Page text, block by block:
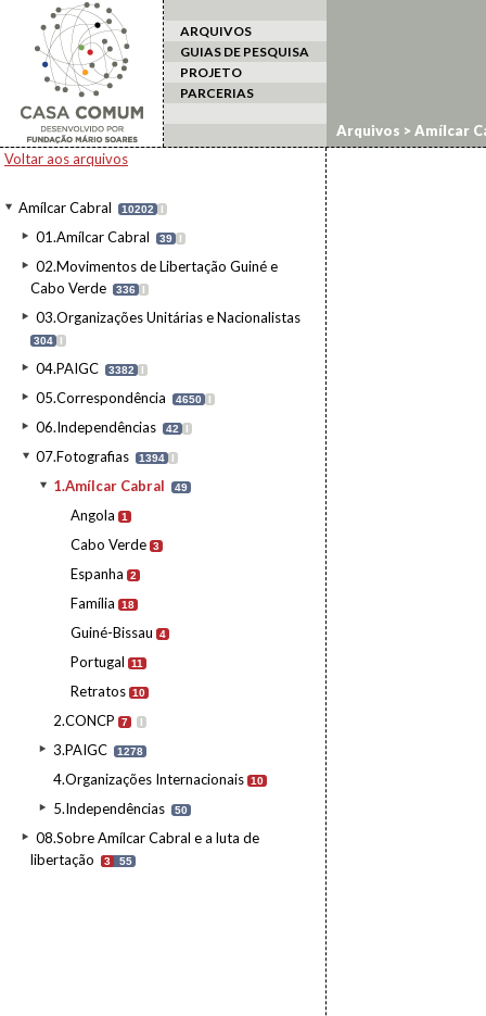
ARQUIVOS
GUIAS DE PESQUISA
PROJETO
PARCERIAS
Voltar aos arquivos
Amílcar Cabral 10202 I
01.Amílcar Cabral 39 I
02.Movimentos de Libertação Guiné e
Cabo Verde
336 I
03.Organizações Unitárias e Nacionalistas
304 I
04.PAIGC 3382 I
05.Correspondência 4650 I
06.Independências 42 I
07.Fotografias 1394 I
1.Amílcar Cabral 49
Angola 1
Cabo Verde 3
Espanha 2
Família 18
Guiné-Bissau 4
Portugal 11
Retratos 10
2.CONCP 7 I
3.PAIGC 1278
4.Organizações Internacionais 10
5.Independências 50
08.Sobre Amílcar Cabral e a luta de
libertação
3 55
Arquivos >Amílcar